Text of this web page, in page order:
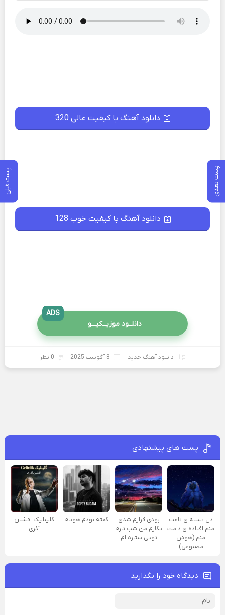
پست بعدی پست قبلی
دانلود آهنگ با کیفیت عالی 320
دانلود آهنگ با کیفیت خوب 128
دانلــود موزیــکیـــو
ADS
دانلود آهنگ جدید 8 آگوست 2025 0 نظر
پست های پیشنهادی
دل بسته ی نامت
منم افتاده ی دامت
منم (هوش
مصنوعی)
بودی قرارم شدی
نگارم من شب تارم
تویی ستاره ام
گفته بودم هونام
گلینلیک افشین
آذری
دیدگاه خود را بگذارید